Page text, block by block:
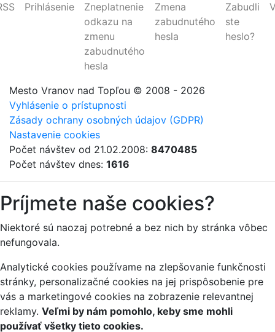
Prihlásenie
Zneplatnenie
odkazu na
zmenu
zabudnutého
hesla
Zmena
zabudnutého
hesla
Zabudli
ste
heslo?
Mesto Vranov nad Topľou © 2008 - 2026
Vyhlásenie o prístupnosti
Zásady ochrany osobných údajov (GDPR)
Nastavenie cookies
Počet návštev od 21.02.2008: 8470485
Počet návštev dnes: 1616
Príjmete naše cookies?
Niektoré sú naozaj potrebné a bez nich by stránka vôbec
nefungovala.
Analytické cookies používame na zlepšovanie funkčnosti
stránky, personalizačné cookies na jej prispôsobenie pre
vás a marketingové cookies na zobrazenie relevantnej
reklamy. Veľmi by nám pomohlo, keby sme mohli
používať všetky tieto cookies.